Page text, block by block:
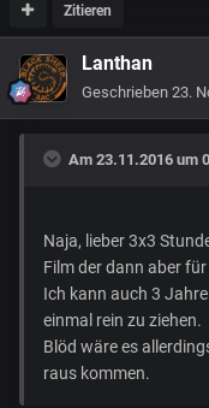
Zitieren
Lanthan
Geschrieben 23.
Am 23.11.2016 um
Naja, lieber 3x3
Film der dann aber für
Ich kann auch 3
einmal rein zu ziehen.
Blöd wäre es
raus kommen.